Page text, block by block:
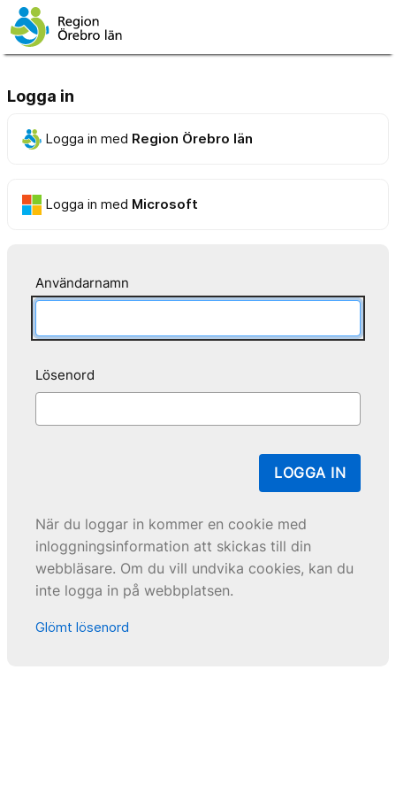
Logga in
Logga in med Region Örebro län
Logga in med Microsoft
Användarnamn
Lösenord
LOGGA IN
När du loggar in kommer en cookie med
inloggningsinformation att skickas till din
webbläsare. Om du vill undvika cookies, kan du
inte logga in på webbplatsen.
Glömt lösenord